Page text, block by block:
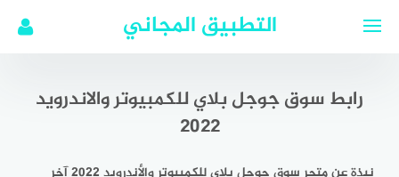
التطبيق المجاني
رابط سوق جوجل بلاي للكمبيوتر والاندرويد
2022